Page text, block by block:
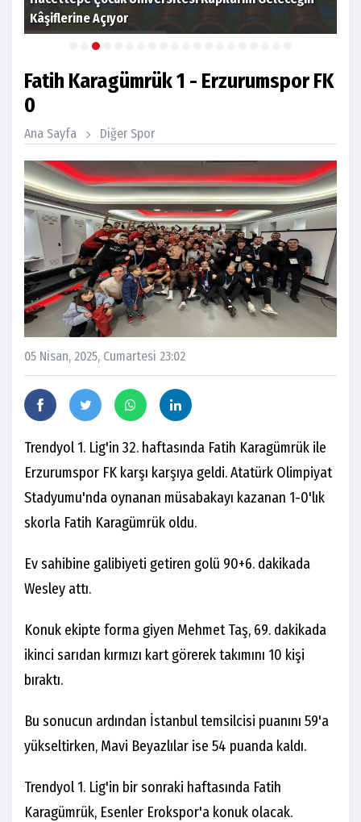
Kâşiflerine Açıyor
Fatih Karagümrük 1 - Erzurumspor FK
0
Ana Sayfa Diğer Spor
05 Nisan, 2025, Cumartesi 23:02
Trendyol 1. Lig'in 32. haftasında Fatih Karagümrük ile
Erzurumspor FK karşı karşıya geldi. Atatürk Olimpiyat
Stadyumu'nda oynanan müsabakayı kazanan 1-0'lık
skorla Fatih Karagümrük oldu.
Ev sahibine galibiyeti getiren golü 90+6. dakikada
Wesley attı.
Konuk ekipte forma giyen Mehmet Taş, 69. dakikada
ikinci sarıdan kırmızı kart görerek takımını 10 kişi
bıraktı.
Bu sonucun ardından İstanbul temsilcisi puanını 59'a
yükseltirken, Mavi Beyazlılar ise 54 puanda kaldı.
Trendyol 1. Lig'in bir sonraki haftasında Fatih
Karagümrük, Esenler Erokspor'a konuk olacak.